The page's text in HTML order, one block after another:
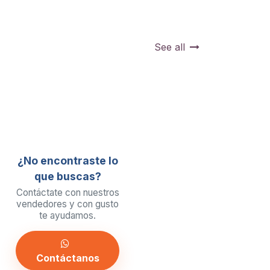
See all
¿No encontraste lo
que buscas?
Contáctate con nuestros
vendedores y con gusto
te ayudamos.
Contáctanos